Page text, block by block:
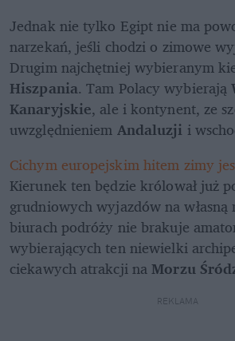
Jednak nie tylko Egipt nie ma
narzekań, jeśli chodzi o zimowe
Hiszpania. Tam Polacy wybierają
Kanaryjskie, ale i kontynent, ze
uwzględnieniem Andaluzji i
Cichym europejskim hitem zimy
Kierunek ten będzie królował już
grudniowych wyjazdów na
biurach podróży nie brakuje
wybierających ten niewielki
ciekawych atrakcji na Morzu
REKLAMA